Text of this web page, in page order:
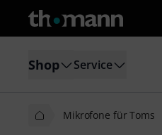
Shop Service
Mikrofone für Toms